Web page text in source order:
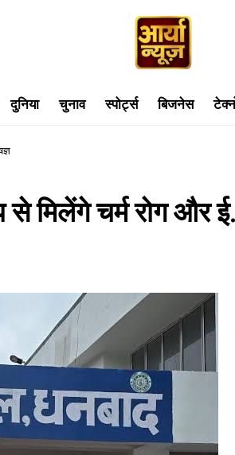
दुनिया चुनाव स्पोर्ट्स बिजनेस
मिलेंगे चर्म रोग और